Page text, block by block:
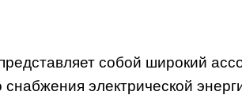
собой широкий
электрической